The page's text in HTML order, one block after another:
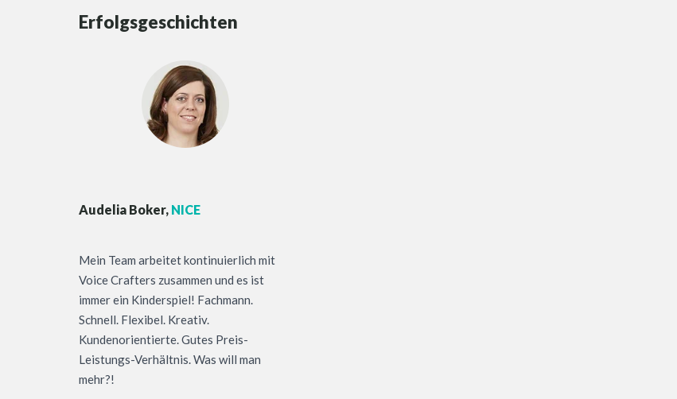
Erfolgsgeschichten
Audelia Boker, NICE
Mein Team arbeitet kontinuierlich mit
Voice Crafters zusammen und es ist
immer ein Kinderspiel! Fachmann.
Schnell. Flexibel. Kreativ.
Kundenorientierte. Gutes Preis-
Leistungs-Verhältnis. Was will man
mehr?!